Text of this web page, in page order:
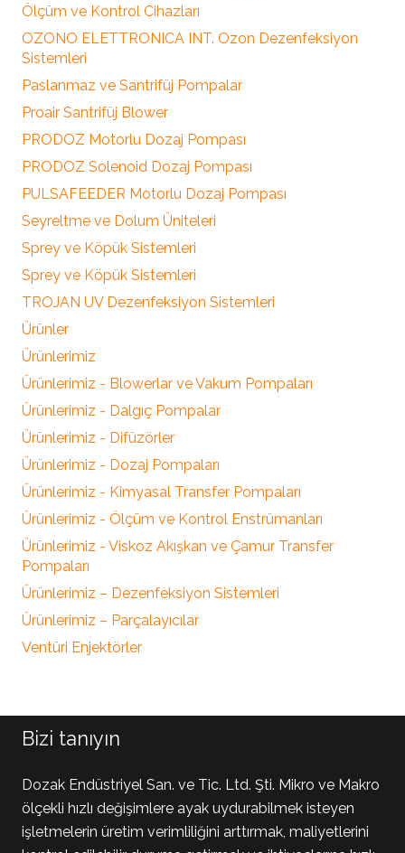
Ölçüm ve Kontrol Cihazları
OZONO ELETTRONICA INT. Ozon Dezenfeksiyon
Sistemleri
Paslanmaz ve Santrifüj Pompalar
Proair Santrifüj Blower
PRODOZ Motorlu Dozaj Pompası
PRODOZ Solenoid Dozaj Pompası
PULSAFEEDER Motorlu Dozaj Pompası
Seyreltme ve Dolum Üniteleri
Sprey ve Köpük Sistemleri
Sprey ve Köpük Sistemleri
TROJAN UV Dezenfeksiyon Sistemleri
Ürünler
Ürünlerimiz
Ürünlerimiz - Blowerlar ve Vakum Pompaları
Ürünlerimiz - Dalgıç Pompalar
Ürünlerimiz - Difüzörler
Ürünlerimiz - Dozaj Pompaları
Ürünlerimiz - Kimyasal Transfer Pompaları
Ürünlerimiz - Ölçüm ve Kontrol Enstrümanları
Ürünlerimiz - Viskoz Akışkan ve Çamur Transfer
Pompaları
Ürünlerimiz – Dezenfeksiyon Sistemleri
Ürünlerimiz – Parçalayıcılar
Ventüri Enjektörler
Bizi tanıyın
Dozak Endüstriyel San. ve Tic. Ltd. Şti. Mikro ve Makro
ölçekli hızlı değişimlere ayak uydurabilmek isteyen
işletmelerin üretim verimliliğini arttırmak, maliyetlerini